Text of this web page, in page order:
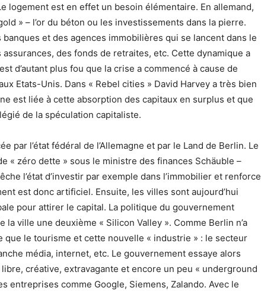
logement est en effet un besoin élémentaire. En allemand,
» – l’or du béton ou les investissements dans la pierre.
et des agences immobilières qui se lancent dans le
des fonds de retraites, etc. Cette dynamique a
d’autant plus fou que la crise a commencé à cause de
Etats-Unis. Dans « Rebel cities » David Harvey a très bien
est liée à cette absorption des capitaux en surplus et que
de la spéculation capitaliste.
par l’état fédéral de l’Allemagne et par le Land de Berlin. Le
« zéro dette » sous le ministre des finances Schäuble –
l’état d’investir par exemple dans l’immobilier et renforce
est donc artificiel. Ensuite, les villes sont aujourd’hui
pour attirer le capital. La politique du gouvernement
ville une deuxième « Silicon Valley ». Comme Berlin n’a
que le tourisme et cette nouvelle « industrie » : le secteur
média, internet, etc. Le gouvernement essaye alors
libre, créative, extravagante et encore un peu « underground
entreprises comme Google, Siemens, Zalando. Avec le